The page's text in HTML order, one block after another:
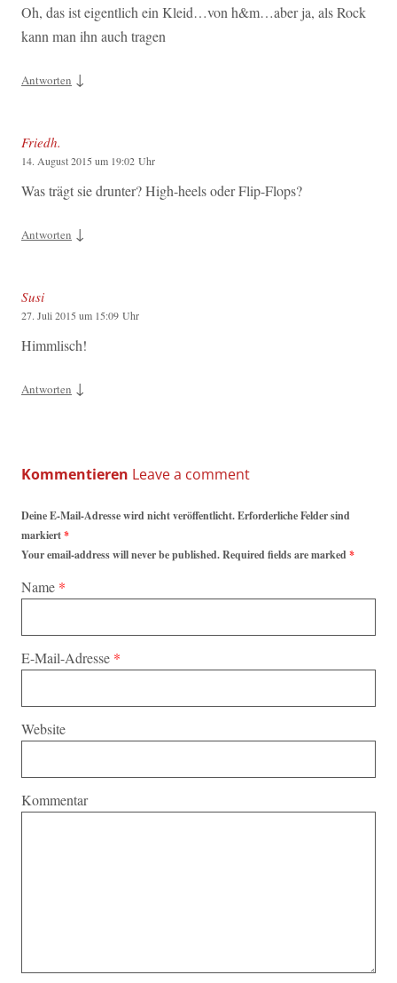
Oh, das ist eigentlich ein Kleid…von h&m…aber ja, als Rock
kann man ihn auch tragen
Antworten ↓
Friedh.
14. August 2015 um 19:02 Uhr
Was trägt sie drunter? High-heels oder Flip-Flops?
Antworten ↓
Susi
27. Juli 2015 um 15:09 Uhr
Himmlisch!
Antworten ↓
Kommentieren
Deine E-Mail-Adresse wird nicht veröffentlicht. Erforderliche Felder sind
markiert*
Your email-address will never be published. Required fields are marked*
Name *
E-Mail-Adresse *
Website
Kommentar